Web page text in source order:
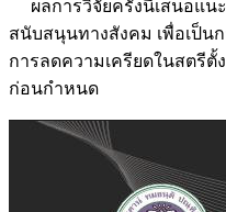
ผลการวิจัยครั้งนี้เสนอแน
สนับสนุนทางสังคม เพื่อเป็น
การลดความเครียดในสตรี
ก่อนกำหนด